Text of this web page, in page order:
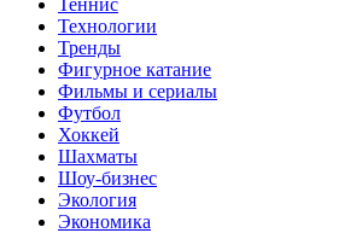
Технологии
Тренды
Фигурное катание
Фильмы и сериалы
Футбол
Хоккей
Шахматы
Шоу-бизнес
Экология
Экономика